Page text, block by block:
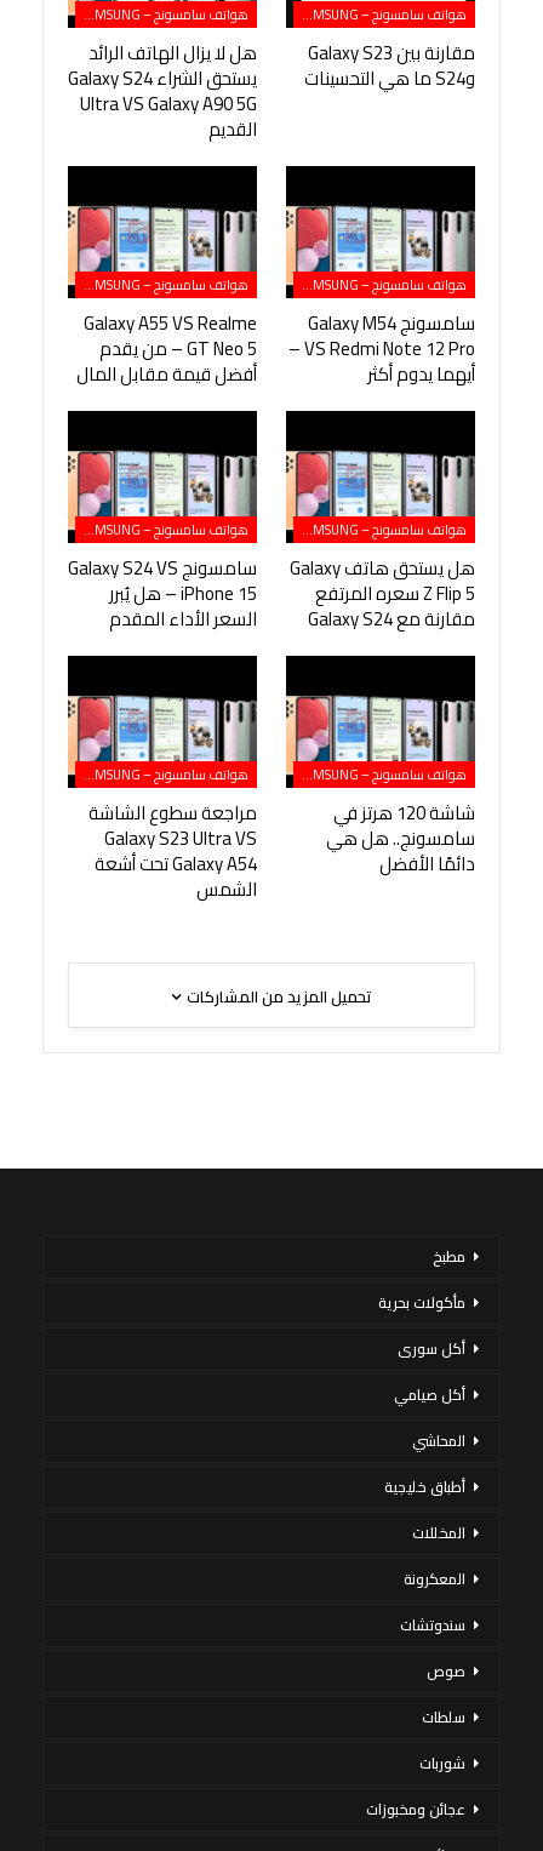
هواتف سامسونج – SAMSUNG
مقارنة بين Galaxy S23
وS24 ما هي التحسينات
هواتف سامسونج – SAMSUNG
هل لا يزال الهاتف الرائد
يستحق الشراء Galaxy S24
Ultra VS Galaxy A90 5G
القديم
هواتف سامسونج – SAMSUNG
سامسونج Galaxy M54
VS Redmi Note 12 Pro –
أيهما يدوم أكثر
هواتف سامسونج – SAMSUNG
Galaxy A55 VS Realme
GT Neo 5 – من يقدم
أفضل قيمة مقابل المال
هواتف سامسونج – SAMSUNG
هل يستحق هاتف Galaxy
Z Flip 5 سعره المرتفع
مقارنة مع Galaxy S24
هواتف سامسونج – SAMSUNG
سامسونج Galaxy S24 VS
iPhone 15 – هل يُبرر
السعر الأداء المقدم
هواتف سامسونج – SAMSUNG
شاشة 120 هرتز في
سامسونج.. هل هي
دائمًا الأفضل
هواتف سامسونج – SAMSUNG
مراجعة سطوع الشاشة
Galaxy S23 Ultra VS
Galaxy A54 تحت أشعة
الشمس
تحميل المزيد من المشاركات
مطبخ
مأكولات بحرية
أكل سورى
أكل صيامي
المحاشي
أطباق خليجية
المخللات
المعكرونة
سندوتشات
صوص
سلطات
شوربات
عجائن ومخبوزات